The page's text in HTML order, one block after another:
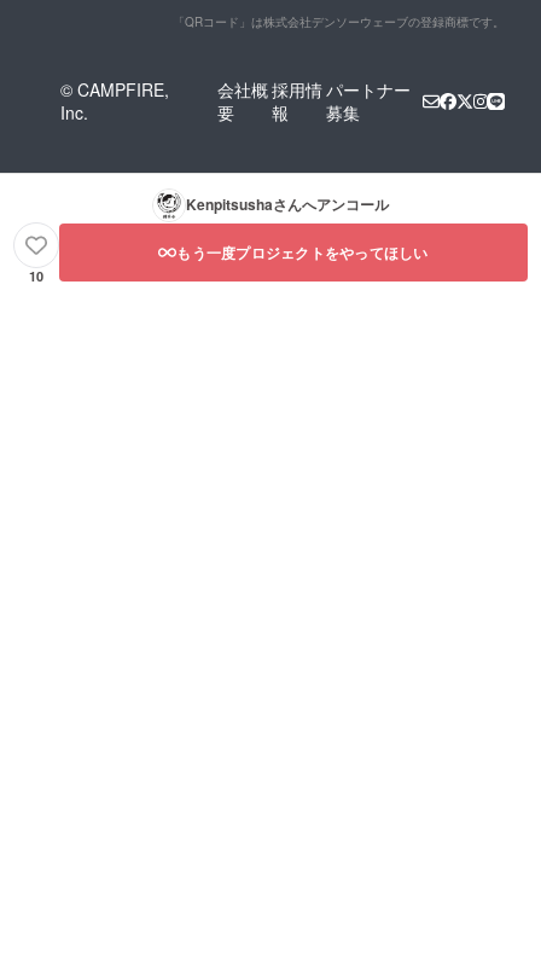
「QRコード」は株式会社デンソーウェーブの登録商標です。
© CAMPFIRE,
Inc.
会社概
要
採用情
報
パートナー
募集
Kenpitsushaさんへアンコール
10
もう一度プロジェクトをやってほしい